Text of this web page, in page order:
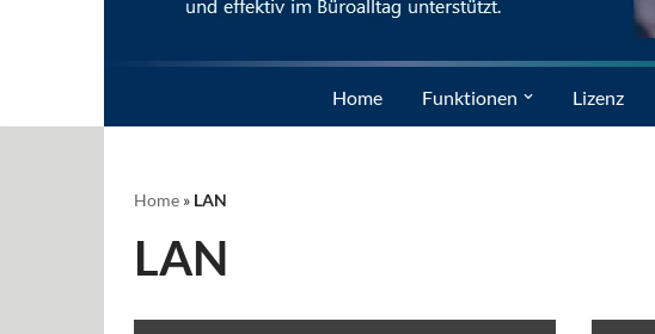
Home Funktionen Lizenz
Home » LAN
LAN